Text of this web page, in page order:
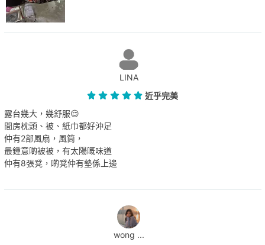
LINA
近乎完美
露台幾大，幾舒服😌
間房枕頭、被、紙巾都好沖足
仲有2部風扇，風筒，
最鍾意啲被被，有太陽嘅味道
仲有8張凳，啲凳仲有墊係上邊
wong ...